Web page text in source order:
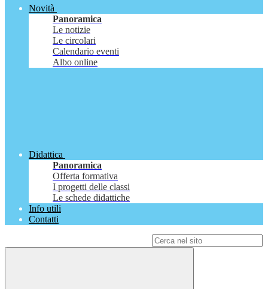
Novità
Panoramica
Le notizie
Le circolari
Calendario eventi
Albo online
Didattica
Panoramica
Offerta formativa
I progetti delle classi
Le schede didattiche
Info utili
Contatti